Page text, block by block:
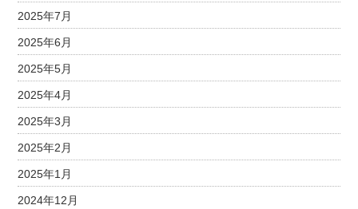
2025年7月
2025年6月
2025年5月
2025年4月
2025年3月
2025年2月
2025年1月
2024年12月